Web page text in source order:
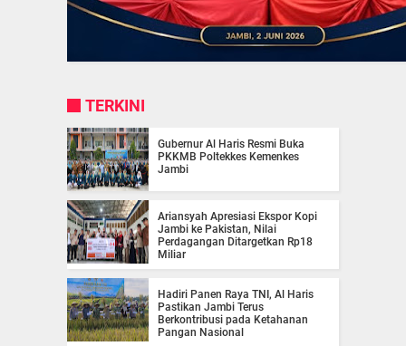
TERKINI
Gubernur Al Haris Resmi Buka
PKKMB Poltekkes Kemenkes
Jambi
Ariansyah Apresiasi Ekspor Kopi
Jambi ke Pakistan, Nilai
Perdagangan Ditargetkan Rp18
Miliar
Hadiri Panen Raya TNI, Al Haris
Pastikan Jambi Terus
Berkontribusi pada Ketahanan
Pangan Nasional